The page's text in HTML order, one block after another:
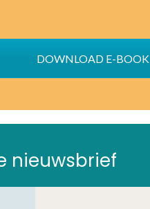
DOWNLOAD E-BOOK
nieuwsbrief